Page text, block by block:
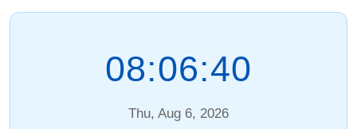
08:06:40
Thu, Aug 6, 2026